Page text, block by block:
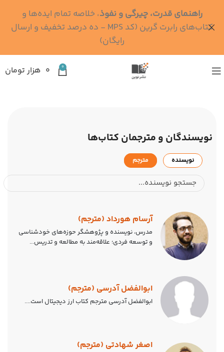
0 ۰ هزار تومان
نویسندگان و مترجمان کتاب‌ها
نویسنده مترجم
آرسام هورداد (مترجم)
مدرس، نویسنده و پژوهشگر حوزه‌های خودشناسی
و توسعه فردی؛ علاقه‌مند به مطالعه و تدریس...
ابوالفضل آدرسی (مترجم)
ابوالفضل آدرسی مترجم کتاب ارز دیجیتال است....
اصغر شهادتی (مترجم)
راهنمای قدرت، چیرگی و نفوذ، خلاصه تمام ایده‌ها و
کتاب‌های رابرت گرین (کد MPS - ده درصد تخفیف و ارسال
رایگان)